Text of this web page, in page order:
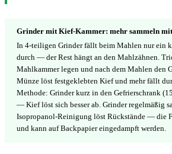
Grinder mit Kief-Kammer: mehr sammeln
In 4-teiligen Grinder fällt beim Mahlen nur ein
durch — der Rest hängt an den Mahlzähnen.
Mahlkammer legen und nach dem Mahlen den
Münze löst festgeklebten Kief und mehr fällt
Methode: Grinder kurz in den Gefrierschrank
— Kief löst sich besser ab. Grinder regelmäßig
Isopropanol-Reinigung löst Rückstände — die
und kann auf Backpapier eingedampft werden.